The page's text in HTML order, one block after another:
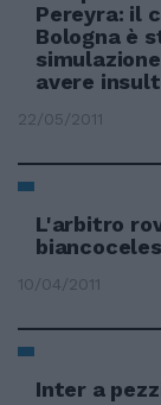
Pereyra: il
Bologna è
avere
22/05/2011
L'arbitro
10/04/2011
Inter a